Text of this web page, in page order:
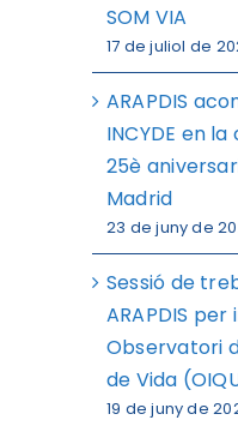
SOM VIA
17 de juliol de
ARAPDIS
INCYDE en
25è
Madrid
23 de juny de
Sessió de
ARAPDIS
Observatori
de Vida
19 de juny de